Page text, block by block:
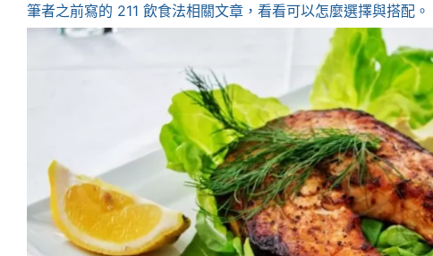
筆者之前寫的 211 飲食法相關文章，看看可以怎麼選擇與搭配。